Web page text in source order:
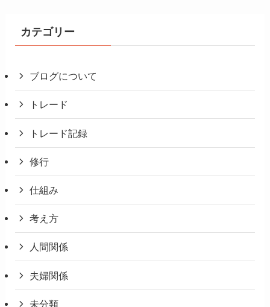
カテゴリー
ブログについて
トレード
トレード記録
修行
仕組み
考え方
人間関係
夫婦関係
未分類